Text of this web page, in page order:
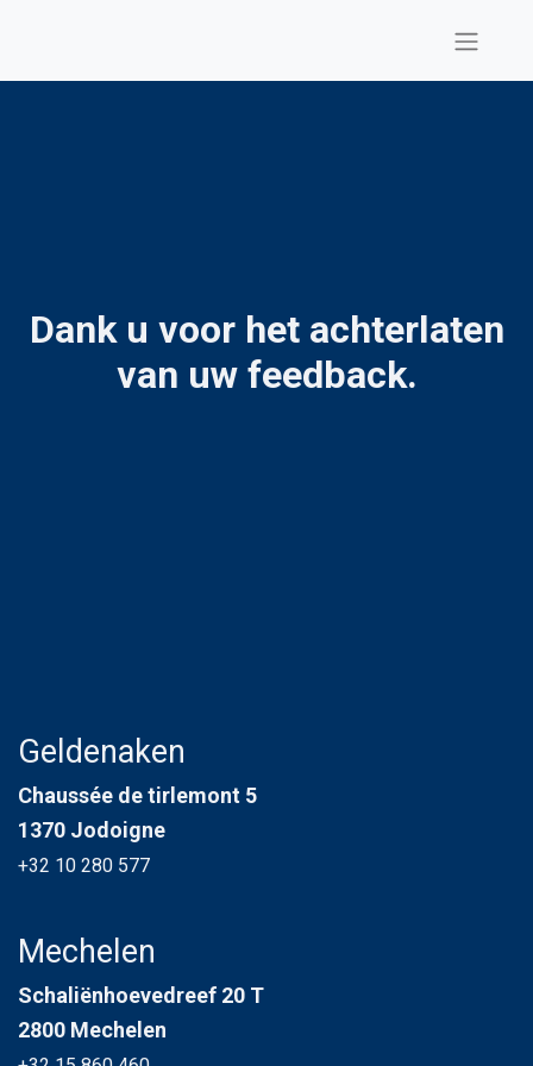
Dank u voor het achterlaten
van uw feedback.
Geldenaken
Chaussée de tirlemont 5
1370 Jodoigne
+32 10 280 577
Mechelen
Schaliënhoevedreef 20 T
2800 Mechelen